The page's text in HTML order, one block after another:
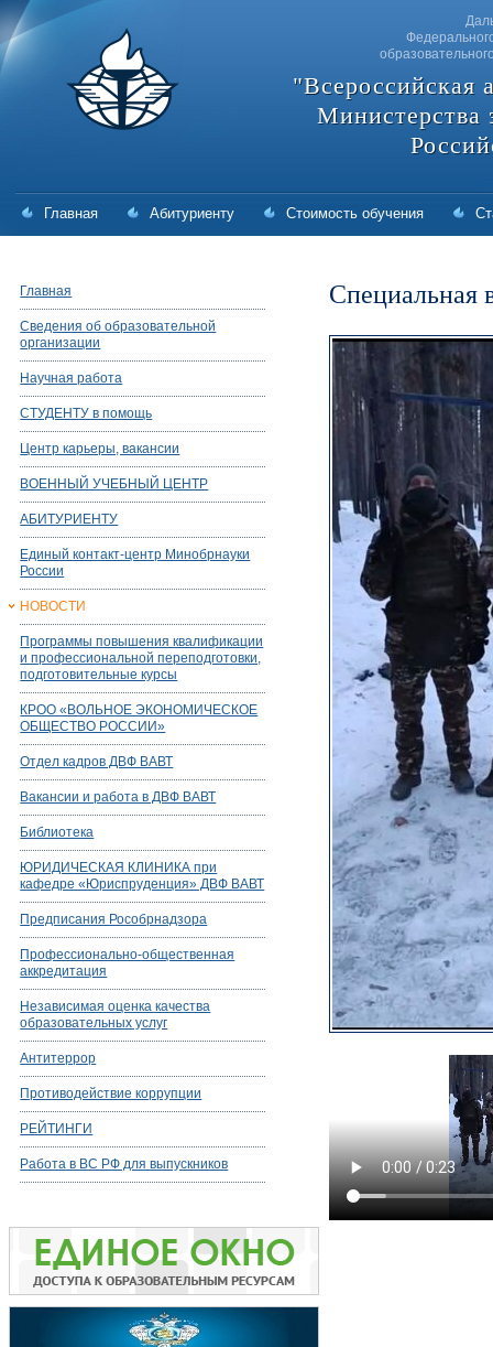
"Всероссийская
Министерства
Главная Абитуриенту Стоимость обучения
Главная
Сведения об образовательной
организации
Научная работа
СТУДЕНТУ в помощь
Центр карьеры, вакансии
ВОЕННЫЙ УЧЕБНЫЙ ЦЕНТР
АБИТУРИЕНТУ
Единый контакт-центр Минобрнауки
России
НОВОСТИ
Программы повышения квалификации
и профессиональной переподготовки,
подготовительные курсы
КРОО «ВОЛЬНОЕ ЭКОНОМИЧЕСКОЕ
ОБЩЕСТВО РОССИИ»
Отдел кадров ДВФ ВАВТ
Вакансии и работа в ДВФ ВАВТ
Библиотека
ЮРИДИЧЕСКАЯ КЛИНИКА при
кафедре «Юриспруденция» ДВФ ВАВТ
Предписания Рособрнадзора
Профессионально-общественная
аккредитация
Независимая оценка качества
образовательных услуг
Антитеррор
Противодействие коррупции
РЕЙТИНГИ
Работа в ВС РФ для выпускников
Специальная